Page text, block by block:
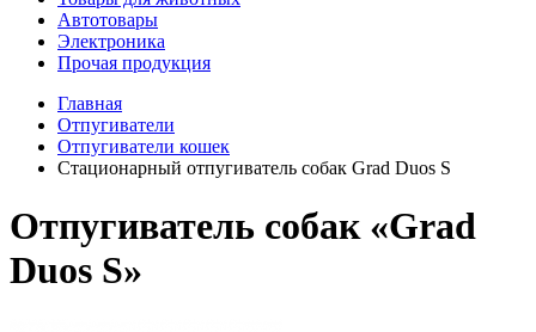
Автотовары
Электроника
Прочая продукция
Главная
Отпугиватели
Отпугиватели кошек
Стационарный отпугиватель собак Grad Duos S
Отпугиватель собак «Grad
Duos S»